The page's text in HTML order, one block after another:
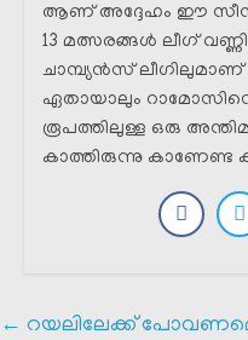
ആണ് അദ്ദേഹം ഈ
13 മത്സരങ്ങൾ ലീഗ്
ചാമ്പ്യൻസ് ലീഗിലുമാണ്
ഏതായാലും
രൂപത്തിലുള്ള ഒരു
കാത്തിരുന്നു കാണേണ്ട
← റയലിലേക്ക്